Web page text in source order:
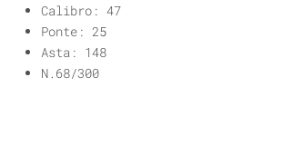
Calibro: 47
Ponte: 25
Asta: 148
N.68/300